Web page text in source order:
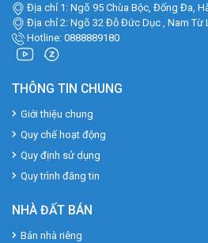
Địa chỉ 1: Ngõ 95 Chùa Bộc, Đống Đa,
Địa chỉ 2: Ngõ 32 Đỗ Đức Dục , Nam Từ
Hotline: 0888889180
THÔNG TIN CHUNG
Giới thiệu chung
Quy chế hoạt động
Quy định sử dụng
Quy trình đăng tin
NHÀ ĐẤT BÁN
Bán nhà riêng